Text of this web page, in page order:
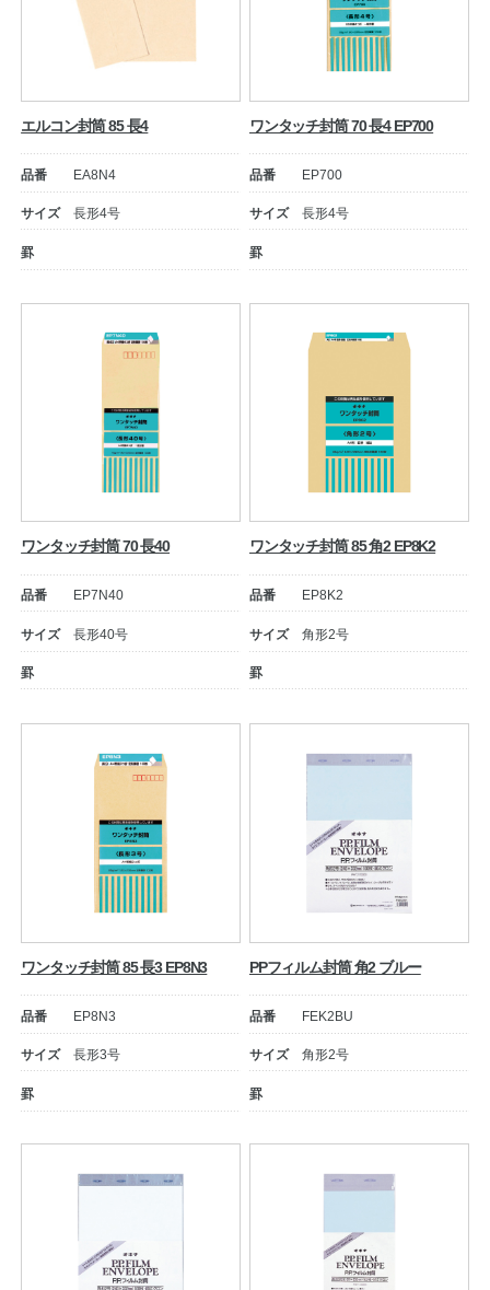
エルコン封筒 85 長4
品番 EA8N4
サイズ 長形4号
罫
ワンタッチ封筒 70 長4 EP700
品番 EP700
サイズ 長形4号
罫
ワンタッチ封筒 70 長40
品番 EP7N40
サイズ 長形40号
罫
ワンタッチ封筒 85 角2 EP8K2
品番 EP8K2
サイズ 角形2号
罫
ワンタッチ封筒 85 長3 EP8N3
品番 EP8N3
サイズ 長形3号
罫
PPフィルム封筒 角2 ブルー
品番 FEK2BU
サイズ 角形2号
罫